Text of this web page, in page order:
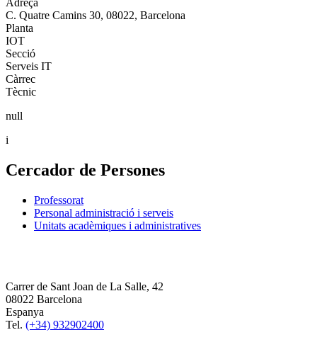
Adreça
C. Quatre Camins 30, 08022, Barcelona
Planta
IOT
Secció
Serveis IT
Càrrec
Tècnic
null
i
Cercador de Persones
Professorat
Personal administració i serveis
Unitats acadèmiques i administratives
Carrer de Sant Joan de La Salle, 42
08022 Barcelona
Espanya
Tel. (+34) 932902400